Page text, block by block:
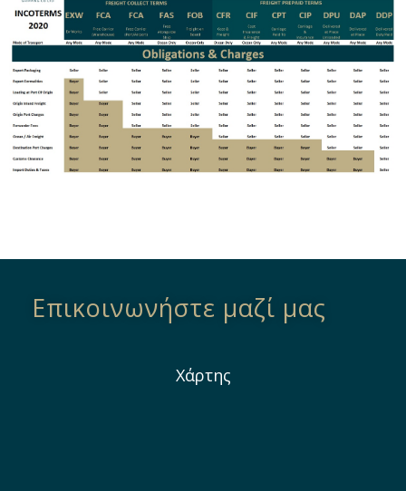
Επικοινωνήστε μαζί μας
Χάρτης